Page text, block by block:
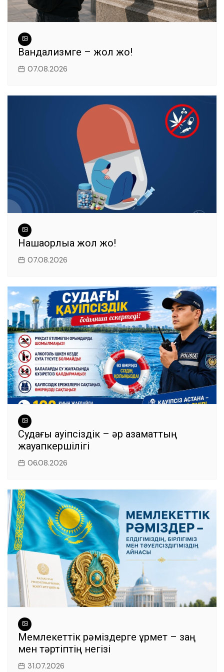
Вандализмге – жол жоқ!
07.08.2026
Нашақорлыққа жол жоқ!
07.08.2026
Судағы қауіпсіздік – әр азаматтың
жауапкершілігі
06.08.2026
Мемлекеттік рәміздерге құрмет – заң
мен тәртіптің негізі
31.07.2026